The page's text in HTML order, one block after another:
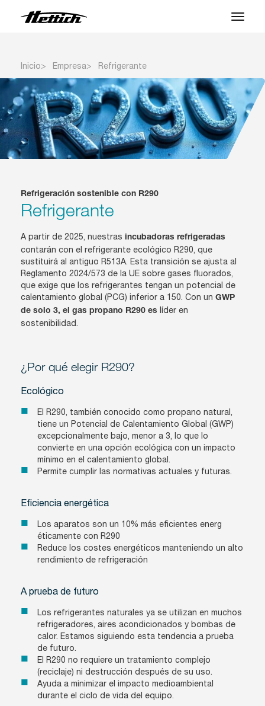
Aplicaciones
Centro de Soporte
Sobre nosotros
Contacto
Noticias y Eventos
Descargas
Inicio Empresa Refrigerante
Refrigeración sostenible con R290
Refrigerante
A partir de 2025, nuestras incubadoras refrigeradas
contarán con el refrigerante ecológico R290, que
sustituirá al antiguo R513A. Esta transición se ajusta al
Reglamento 2024/573 de la UE sobre gases fluorados,
que exige que los refrigerantes tengan un potencial de
calentamiento global (PCG) inferior a 150. Con un GWP
de solo 3, el gas propano R290 es líder en
sostenibilidad.
¿Por qué elegir R290?
Ecológico
El R290, también conocido como propano natural,
tiene un Potencial de Calentamiento Global (GWP)
excepcionalmente bajo, menor a 3, lo que lo
convierte en una opción ecológica con un impacto
mínimo en el calentamiento global.
Permite cumplir las normativas actuales y futuras.
Eficiencia energética
Los aparatos son un 10% más eficientes energ
éticamente con R290
Reduce los costes energéticos manteniendo un alto
rendimiento de refrigeración
A prueba de futuro
Los refrigerantes naturales ya se utilizan en muchos
refrigeradores, aires acondicionados y bombas de
calor. Estamos siguiendo esta tendencia a prueba
de futuro.
El R290 no requiere un tratamiento complejo
(reciclaje) ni destrucción después de su uso.
Ayuda a minimizar el impacto medioambiental
durante el ciclo de vida del equipo.